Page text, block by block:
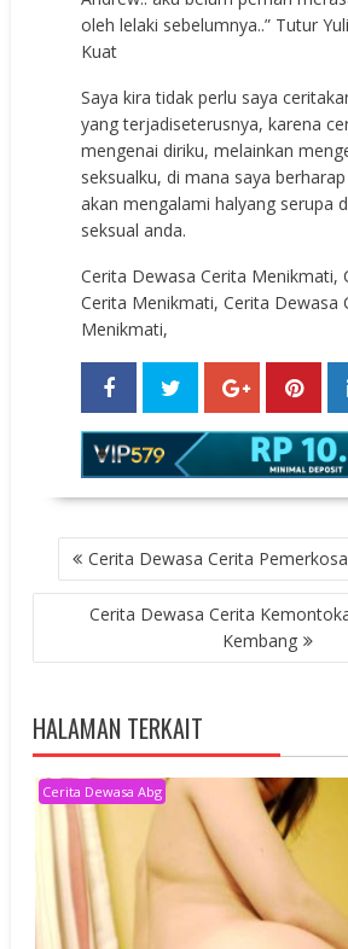
oleh lelaki sebelumnya..” Tutur
Kuat
Saya kira tidak perlu saya
yang terjadiseterusnya, karena
mengenai diriku, melainkan
seksualku, di mana saya
akan mengalami halyang serupa
seksual anda.
Cerita Dewasa Cerita Menikmati,
Cerita Menikmati, Cerita Dewasa
Menikmati,
POST
NAVIGATION
Cerita Dewasa Cerita
Cerita Dewasa Cerita
Kembang
HALAMAN TERKAIT
Cerita Dewasa Abg